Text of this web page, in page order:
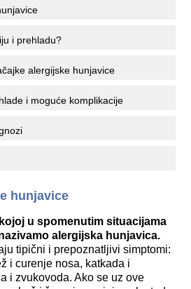
i prehladu?
alergijske hunjavice
i moguće komplikacije
hunjavice
u spomenutim situacijama
alergijska hunjavica.
tipični i prepoznatljivi simptomi:
i curenje nosa, katkada i
i zvukovoda. Ako se uz ove